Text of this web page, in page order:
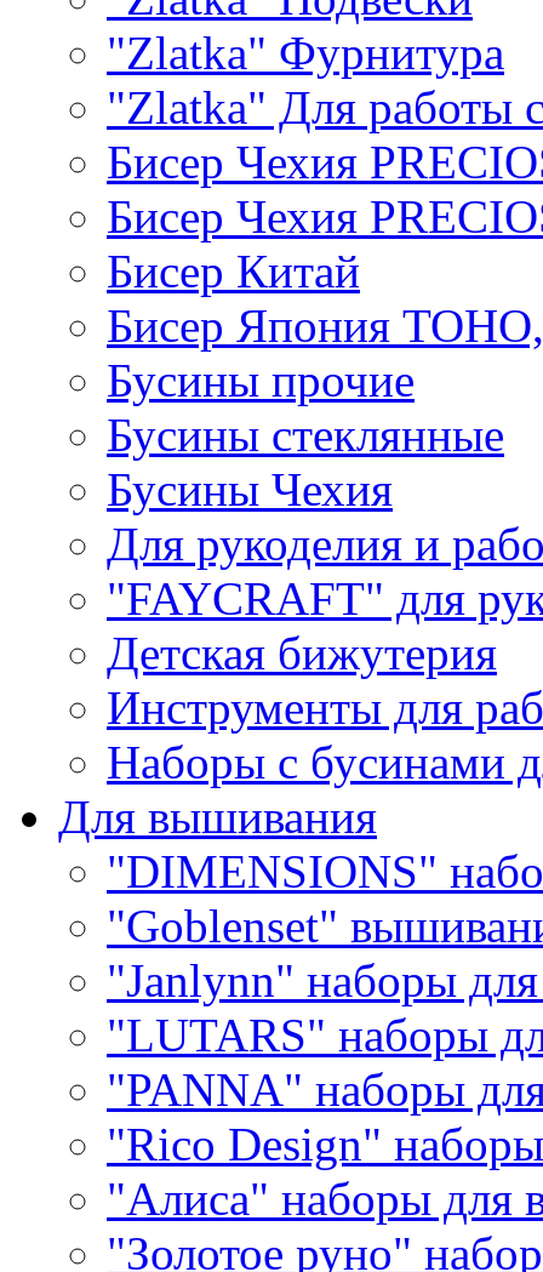
"Zlatka" Фурнитура
"Zlatka" Для работы
Бисер Чехия
Бисер Чехия
Бисер Китай
Бисер Япония
Бусины прочие
Бусины стеклянные
Бусины Чехия
Для рукоделия и
"FAYCRAFT" для
Детская бижутерия
Инструменты для
Наборы с бусинами
Для вышивания
"DIMENSIONS"
"Goblenset"
"Janlynn" наборы
"LUTARS" наборы
"PANNA" наборы
"Rico Design"
"Алиса" наборы для
"Золотое руно"